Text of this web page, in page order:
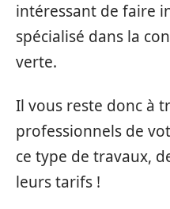
intéressant de faire
spécialisé dans la
verte.
Il vous reste donc à
professionnels de
ce type de travaux,
leurs tarifs !